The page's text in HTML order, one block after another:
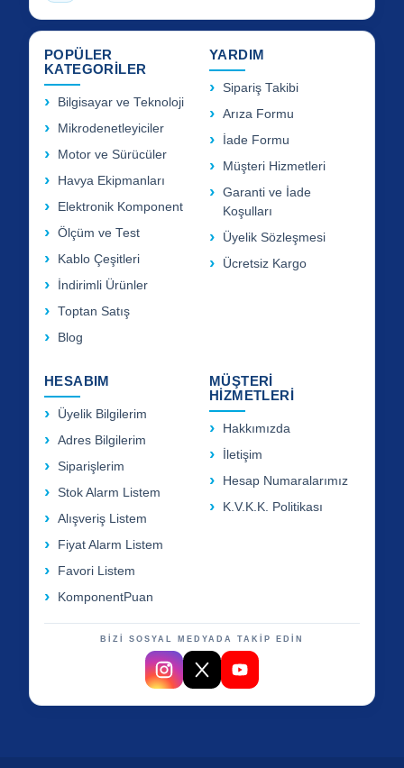
POPÜLER
KATEGORİLER
Bilgisayar ve Teknoloji
Mikrodenetleyiciler
Motor ve Sürücüler
Havya Ekipmanları
Elektronik Komponent
Ölçüm ve Test
Kablo Çeşitleri
İndirimli Ürünler
Toptan Satış
Blog
YARDIM
Sipariş Takibi
Arıza Formu
İade Formu
Müşteri Hizmetleri
Garanti ve İade
Koşulları
Üyelik Sözleşmesi
Ücretsiz Kargo
HESABIM
Üyelik Bilgilerim
Adres Bilgilerim
Siparişlerim
Stok Alarm Listem
Alışveriş Listem
Fiyat Alarm Listem
Favori Listem
KomponentPuan
MÜŞTERİ
HİZMETLERİ
Hakkımızda
İletişim
Hesap Numaralarımız
K.V.K.K. Politikası
BİZİ SOSYAL MEDYADA TAKİP EDİN